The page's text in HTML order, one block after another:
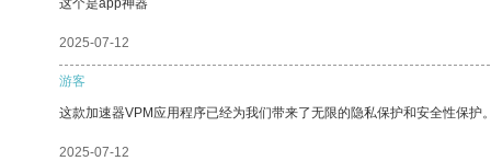
这个是app神器
2025-07-12
游客
这款加速器VPM应用程序已经为我们带来了无限的隐私保护和安全性保护。
2025-07-12